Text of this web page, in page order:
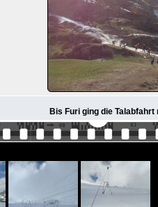
Bis Furi ging die